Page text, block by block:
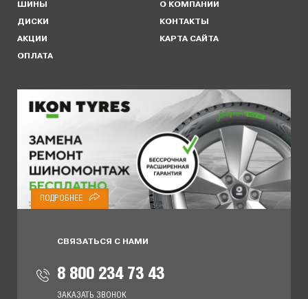
ШИНЫ
ДИСКИ
АКЦИИ
ОПЛАТА
О КОМПАНИИ
КОНТАКТЫ
КАРТА САЙТА
ПОДРОБНЕЕ
СВЯЗАТЬСЯ С НАМИ
8 800 234 73 43
ЗАКАЗАТЬ ЗВОНОК